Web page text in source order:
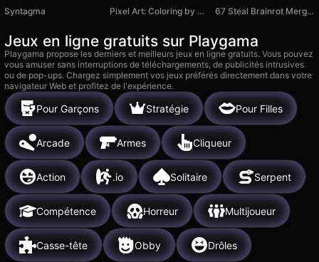
Syntagma
Pixel Art: Coloring by Numbers 67 Steal Brainrot Merge Game
Jeux en ligne gratuits sur Playgama
Playgama propose les derniers et meilleurs jeux en ligne gratuits. Vous pouvez
vous amuser sans interruptions de téléchargements, de publicités intrusives
ou de pop-ups. Chargez simplement vos jeux préférés directement dans votre
navigateur Web et profitez de l'expérience.
Pour Garçons Stratégie Pour Filles
Arcade Armes Cliqueur
Action .io Solitaire Serpent
Compétence Horreur Multijoueur
Casse-tête Obby Drôles